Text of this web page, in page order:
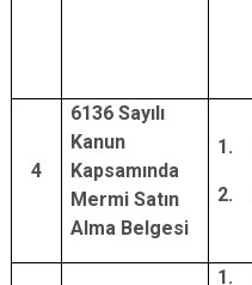
4
6136 Sayılı
Kanun
Kapsamında
Mermi Satın
Alma Belgesi
1.
2.
1.